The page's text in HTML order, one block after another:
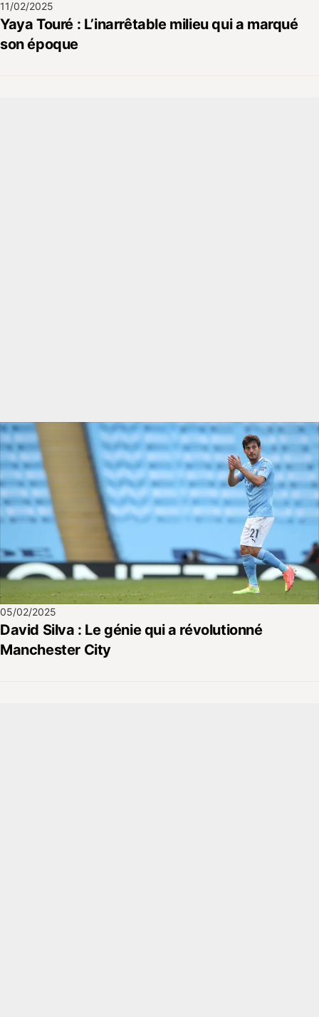
11/02/2025
Yaya Touré : L’inarrêtable milieu qui a marqué
son époque
05/02/2025
David Silva : Le génie qui a révolutionné
Manchester City